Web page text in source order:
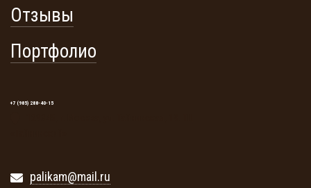
Отзывы
Портфолио
+7 (985) 288-40-15
palikam@mail.ru